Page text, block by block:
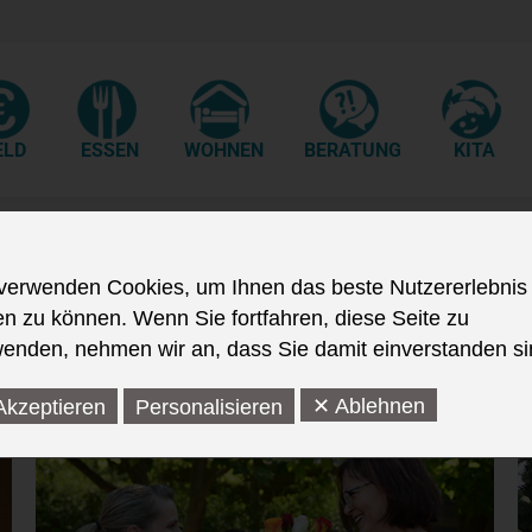
ESSEN WOHNEN BERATUNG KITA
Cookies, um Ihnen das beste Nutzererlebnis
zu können. Wenn Sie fortfahren, diese Seite zu
nehmen wir an, dass Sie damit einverstanden
Personalisieren ✕ Ablehnen